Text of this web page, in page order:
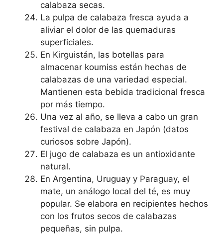
calabaza secas.
La pulpa de calabaza fresca ayuda a
aliviar el dolor de las quemaduras
superficiales.
En Kirguistán, las botellas para
almacenar koumiss están hechas de
calabazas de una variedad especial.
Mantienen esta bebida tradicional fresca
por más tiempo.
Una vez al año, se lleva a cabo un gran
festival de calabaza en Japón (datos
curiosos sobre Japón).
El jugo de calabaza es un antioxidante
natural.
En Argentina, Uruguay y Paraguay, el
mate, un análogo local del té, es muy
popular. Se elabora en recipientes hechos
con los frutos secos de calabazas
pequeñas, sin pulpa.